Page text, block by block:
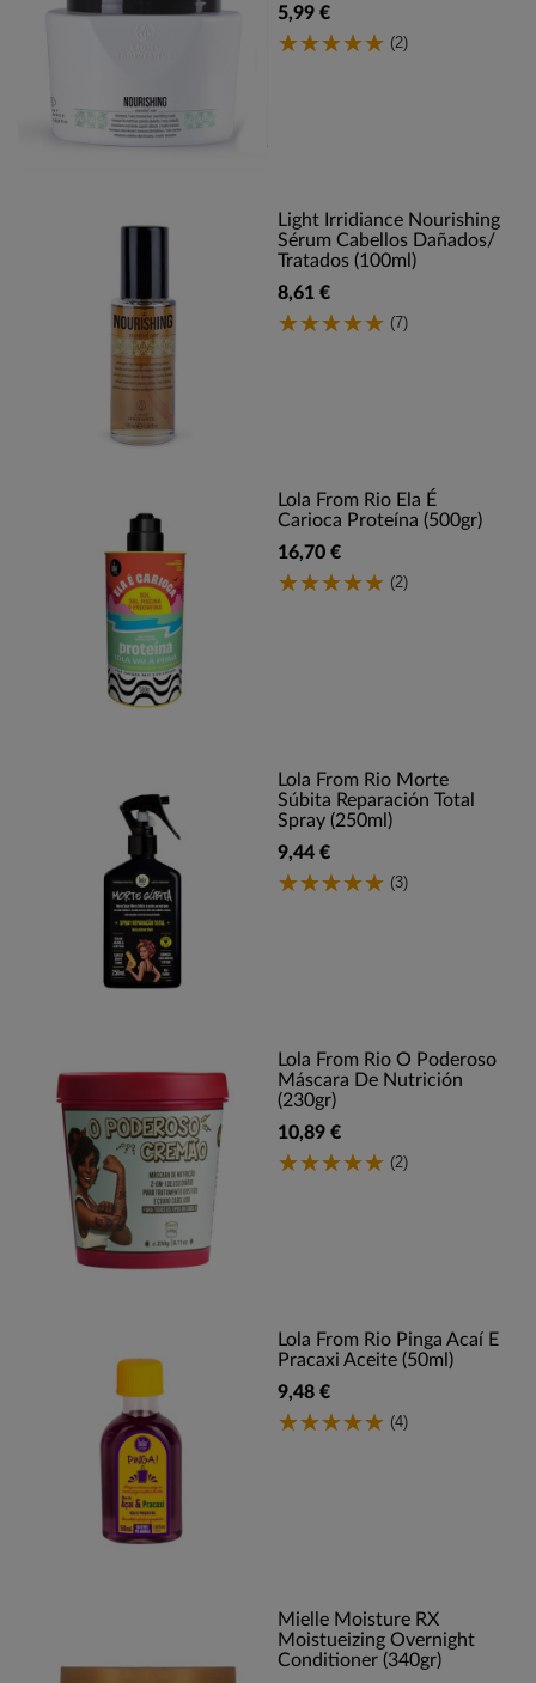
5,99 €
(2)
Light Irridiance Nourishing
Sérum Cabellos Dañados/
Tratados (100ml)
8,61 €
(7)
Lola From Rio Ela É
Carioca Proteína (500gr)
16,70 €
(2)
Lola From Rio Morte
Súbita Reparación Total
Spray (250ml)
9,44 €
(3)
Lola From Rio O Poderoso
Máscara De Nutrición
(230gr)
10,89 €
(2)
Lola From Rio Pinga Acaí E
Pracaxi Aceite (50ml)
9,48 €
(4)
Mielle Moisture RX
Moistueizing Overnight
Conditioner (340gr)